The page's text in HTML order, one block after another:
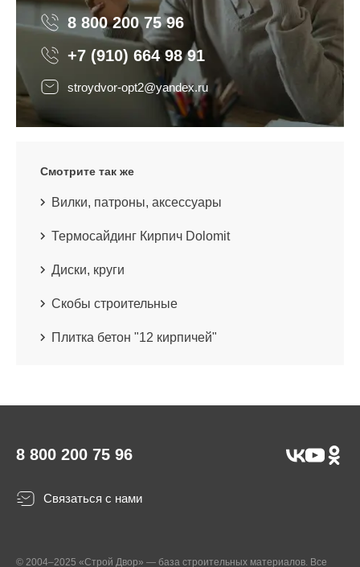
8 800 200 75 96 8 800 200 75 96
+7 (910) 664 98 91
stroydvor-opt2@yandex.ru
Смотрите так же
Вилки, патроны, аксессуары
Термосайдинг Кирпич Dolomit
Диски, круги
Скобы строительные
Плитка бетон "12 кирпичей"
8 800 200 75 96
Связаться с нами
© 2004–2025 «Строй Двор» — база строительных материалов. Все